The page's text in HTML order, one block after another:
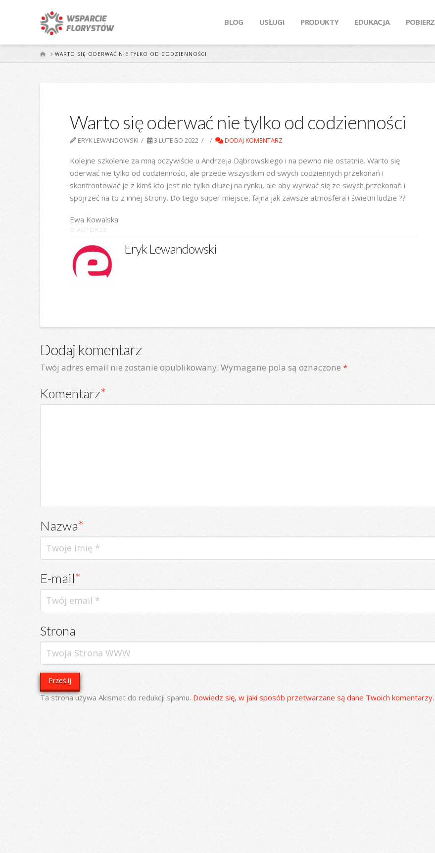
BLOG USŁUGI PRODUKTY EDUKACJA POBIERZ
STARTWARTO SIĘ ODERWAĆ NIE TYLKO OD CODZIENNOŚCI
Warto się oderwać nie tylko od codzienności
ERYK LEWANDOWSKI 3 LUTEGO 2022 DODAJ KOMENTARZ
Kolejne szkolenie za mną oczywiście u Andrzeja Dąbrowskiego i na pewno nie ostatnie. Warto się
oderwać nie tylko od codzienności, ale przede wszystkim od swych codziennych przekonań i
skonfrontować je z kimś kto jest nie tylko dłużej na rynku, ale aby wyrwać się ze swych przekonań i
spojrzeć na to z innej strony. Do tego super miejsce, fajna jak zawsze atmosfera i świetni ludzie ??
Ewa Kowalska
O AUTORZE
Eryk Lewandowski
Dodaj komentarz
Twój adres email nie zostanie opublikowany. Wymagane pola są oznaczone *
Komentarz*
Nazwa*
E-mail*
Strona
Ta strona używa Akismet do redukcji spamu. Dowiedz się, w jaki sposób przetwarzane są dane Twoich komentarzy.